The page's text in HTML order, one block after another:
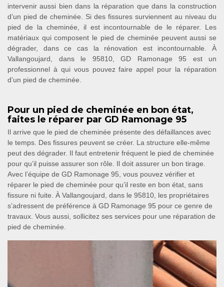
intervenir aussi bien dans la réparation que dans la construction
d’un pied de cheminée. Si des fissures surviennent au niveau du
pied de la cheminée, il est incontournable de le réparer. Les
matériaux qui composent le pied de cheminée peuvent aussi se
dégrader, dans ce cas la rénovation est incontournable. À
Vallangoujard, dans le 95810, GD Ramonage 95 est un
professionnel à qui vous pouvez faire appel pour la réparation
d’un pied de cheminée.
Pour un pied de cheminée en bon état,
faites le réparer par GD Ramonage 95
Il arrive que le pied de cheminée présente des défaillances avec
le temps. Des fissures peuvent se créer. La structure elle-même
peut des dégrader. Il faut entretenir fréquent le pied de cheminée
pour qu’il puisse assurer son rôle. Il doit assurer un bon tirage.
Avec l’équipe de GD Ramonage 95, vous pouvez vérifier et
réparer le pied de cheminée pour qu’il reste en bon état, sans
fissure ni fuite. À Vallangoujard, dans le 95810, les propriétaires
s’adressent de préférence à GD Ramonage 95 pour ce genre de
travaux. Vous aussi, sollicitez ses services pour une réparation de
pied de cheminée.